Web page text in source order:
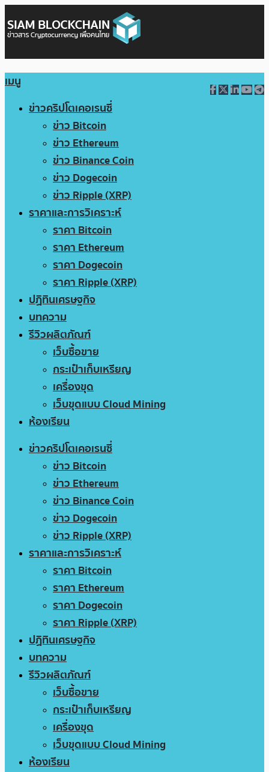
เมนู
ข่าวคริปโตเคอเรนซี่
ข่าว Bitcoin
ข่าว Ethereum
ข่าว Binance Coin
ข่าว Dogecoin
ข่าว Ripple (XRP)
ราคาและการวิเคราะห์
ราคา Bitcoin
ราคา Ethereum
ราคา Dogecoin
ราคา Ripple (XRP)
ปฏิทินเศรษฐกิจ
บทความ
รีวิวผลิตภัณฑ์
เว็บซื้อขาย
กระเป๋าเก็บเหรียญ
เครื่องขุด
เว็บขุดแบบ Cloud Mining
ห้องเรียน
ข่าวคริปโตเคอเรนซี่
ข่าว Bitcoin
ข่าว Ethereum
ข่าว Binance Coin
ข่าว Dogecoin
ข่าว Ripple (XRP)
ราคาและการวิเคราะห์
ราคา Bitcoin
ราคา Ethereum
ราคา Dogecoin
ราคา Ripple (XRP)
ปฏิทินเศรษฐกิจ
บทความ
รีวิวผลิตภัณฑ์
เว็บซื้อขาย
กระเป๋าเก็บเหรียญ
เครื่องขุด
เว็บขุดแบบ Cloud Mining
ห้องเรียน